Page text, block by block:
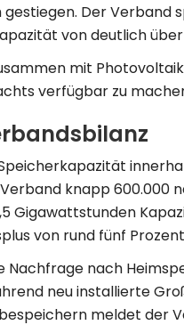
Der Verband
von deutlich
mit
verfügbar zu
knapp 600.000
Gigawattstunden
von rund fünf
nach
neu installierte
meldet der